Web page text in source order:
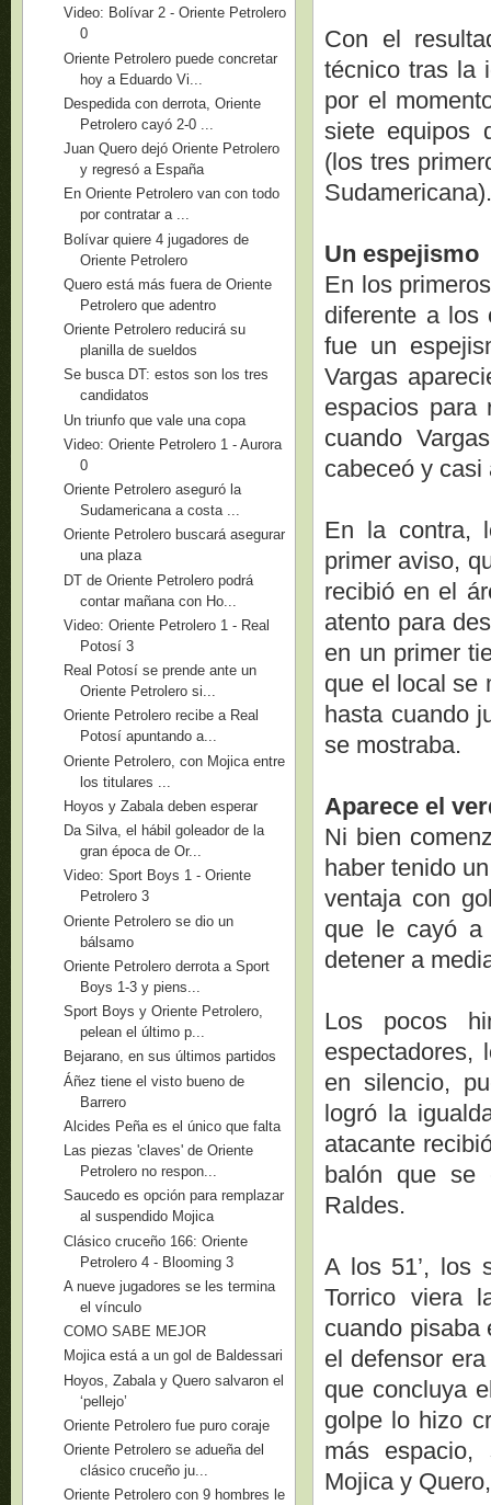
Con el
técnico tras la
por el
siete equipos
(los tres
Un espejismo
En los
diferente a los
fue un
Vargas
espacios para
cuando
cabeceó y casi
En la contra,
primer aviso,
recibió en el
atento para
en un primer
que el local se
hasta cuando
se mostraba.
Aparece el
Ni bien
haber tenido
ventaja con
que le cayó a
detener a
Los pocos
espectadores,
en silencio,
logró la
atacante
balón que se
Raldes.
A los 51’, los
Torrico viera
cuando pisaba
el defensor
que concluya
golpe lo hizo
más espacio,
Mojica y
Video: Bolívar 2 - Oriente Petrolero
0
Oriente Petrolero puede concretar
hoy a Eduardo Vi...
Despedida con derrota, Oriente
Petrolero cayó 2-0 ...
Juan Quero dejó Oriente Petrolero
y regresó a España
En Oriente Petrolero van con todo
por contratar a ...
Bolívar quiere 4 jugadores de
Oriente Petrolero
Quero está más fuera de Oriente
Petrolero que adentro
Oriente Petrolero reducirá su
planilla de sueldos
Se busca DT: estos son los tres
candidatos
Un triunfo que vale una copa
Video: Oriente Petrolero 1 - Aurora
0
Oriente Petrolero aseguró la
Sudamericana a costa ...
Oriente Petrolero buscará asegurar
una plaza
DT de Oriente Petrolero podrá
contar mañana con Ho...
Video: Oriente Petrolero 1 - Real
Potosí 3
Real Potosí se prende ante un
Oriente Petrolero si...
Oriente Petrolero recibe a Real
Potosí apuntando a...
Oriente Petrolero, con Mojica entre
los titulares ...
Hoyos y Zabala deben esperar
Da Silva, el hábil goleador de la
gran época de Or...
Video: Sport Boys 1 - Oriente
Petrolero 3
Oriente Petrolero se dio un
bálsamo
Oriente Petrolero derrota a Sport
Boys 1-3 y piens...
Sport Boys y Oriente Petrolero,
pelean el último p...
Bejarano, en sus últimos partidos
Áñez tiene el visto bueno de
Barrero
Alcides Peña es el único que falta
Las piezas 'claves' de Oriente
Petrolero no respon...
Saucedo es opción para remplazar
al suspendido Mojica
Clásico cruceño 166: Oriente
Petrolero 4 - Blooming 3
A nueve jugadores se les termina
el vínculo
COMO SABE MEJOR
Mojica está a un gol de Baldessari
Hoyos, Zabala y Quero salvaron el
‘pellejo’
Oriente Petrolero fue puro coraje
Oriente Petrolero se adueña del
clásico cruceño ju...
Oriente Petrolero con 9 hombres le